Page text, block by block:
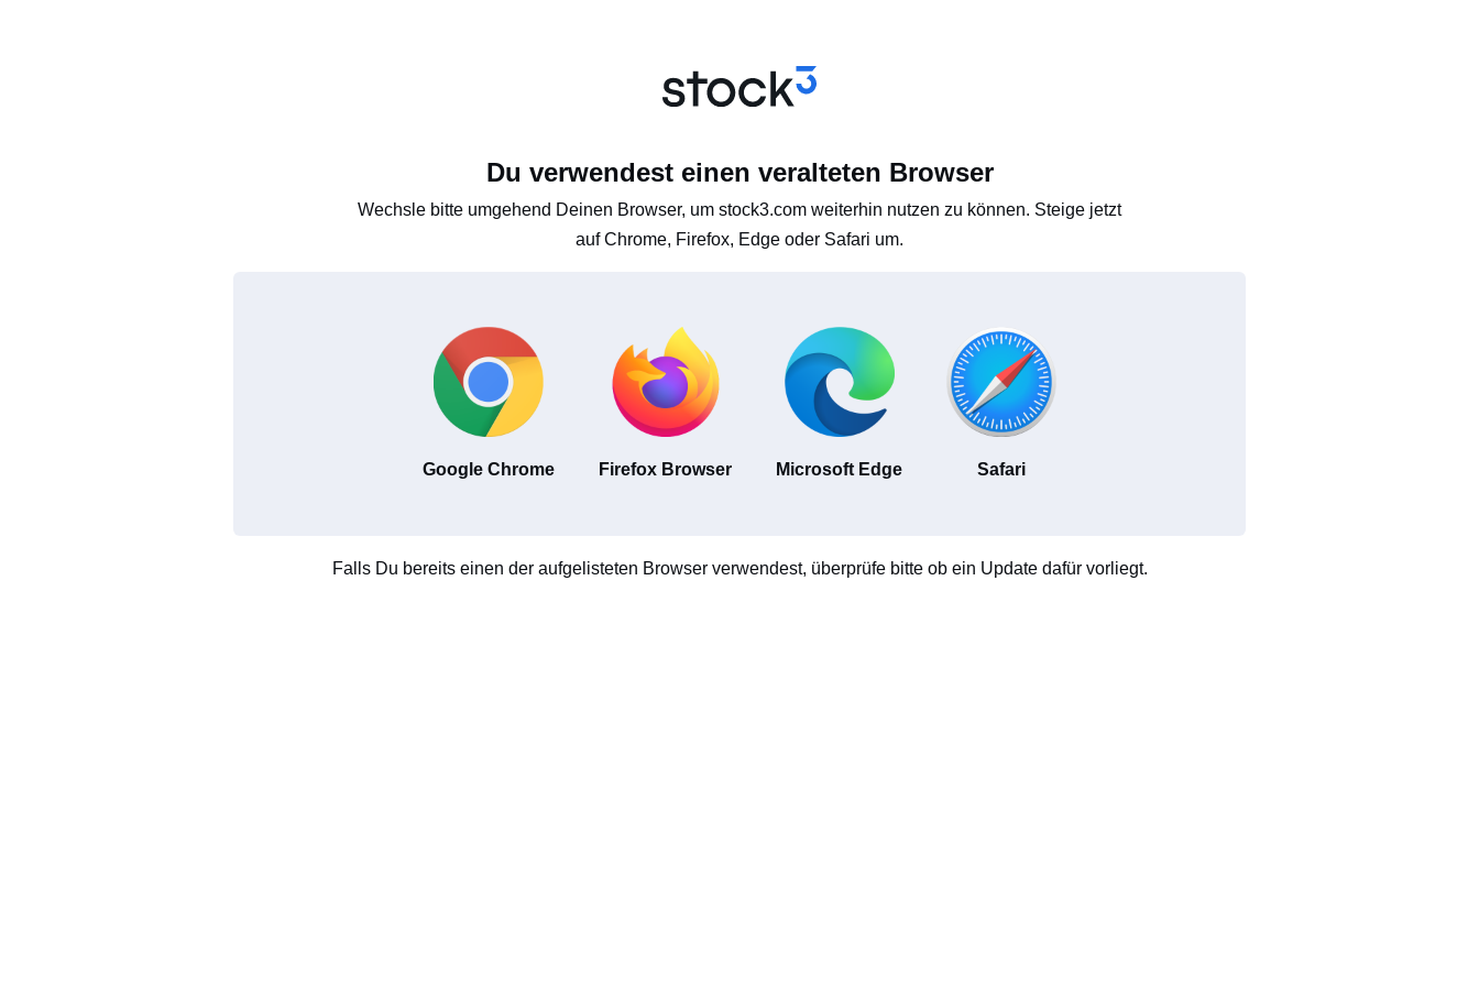
Du verwendest einen veralteten Browser
Wechsle bitte umgehend Deinen Browser, um stock3.com weiterhin nutzen zu können. Steige jetzt
auf Chrome, Firefox, Edge oder Safari um.
Google Chrome Firefox Browser Microsoft Edge Safari
Falls Du bereits einen der aufgelisteten Browser verwendest, überprüfe bitte ob ein Update dafür vorliegt.